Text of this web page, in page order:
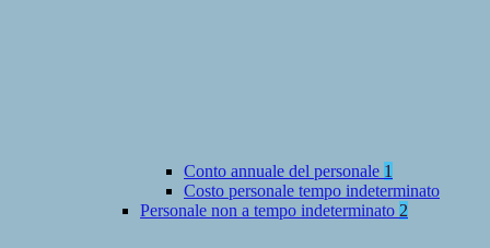
Conto annuale del personale 1
Costo personale tempo indeterminato
Personale non a tempo indeterminato 2